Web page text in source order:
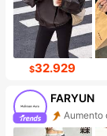
$32.929
FARYUN
Aumento